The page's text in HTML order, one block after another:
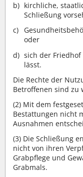
kirchliche,
Schließung
oder
sich der
lässt.
Die Rechte der
Betroffenen sind zu
(2) Mit dem
Bestattungen nicht
Ausnahmen
(3) Die Schließung
nicht von ihren
Grabpflege und
Grabmals.